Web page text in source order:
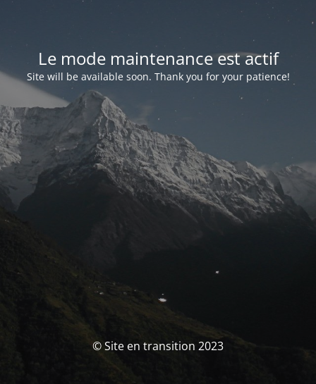
Le mode maintenance est actif
Site will be available soon. Thank you for your patience!
© Site en transition 2023